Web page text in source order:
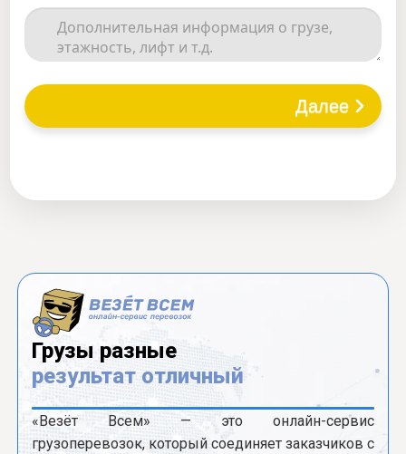
Далее
Грузы разные
результат отличный
«Везёт Всем» — это онлайн-сервис
грузоперевозок, который соединяет заказчиков с